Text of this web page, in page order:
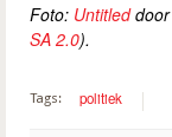
Foto: Untitleddoor
SA 2.0).
Tags: politiek